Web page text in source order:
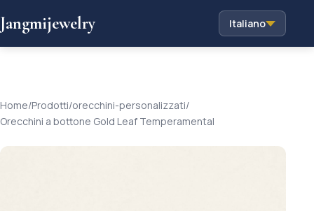
Jangmijewelry Italiano
Home/Prodotti/orecchini-personalizzati/
Orecchini a bottone Gold Leaf Temperamental